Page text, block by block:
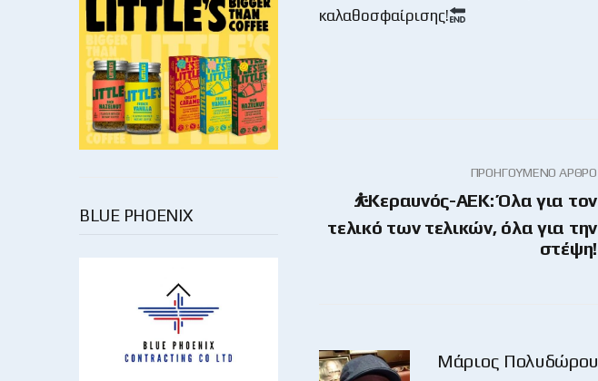
BLUE PHOENIX
καλαθοσφαίρισης!
ΠΡΟΗΓΟΎΜΕΝΟ ΆΡΘΡΟ
⛹️Κεραυνός-ΑΕΚ: Όλα για τον
τελικό των τελικών, όλα για την
στέψη!
Μάριος Πολυδώρου